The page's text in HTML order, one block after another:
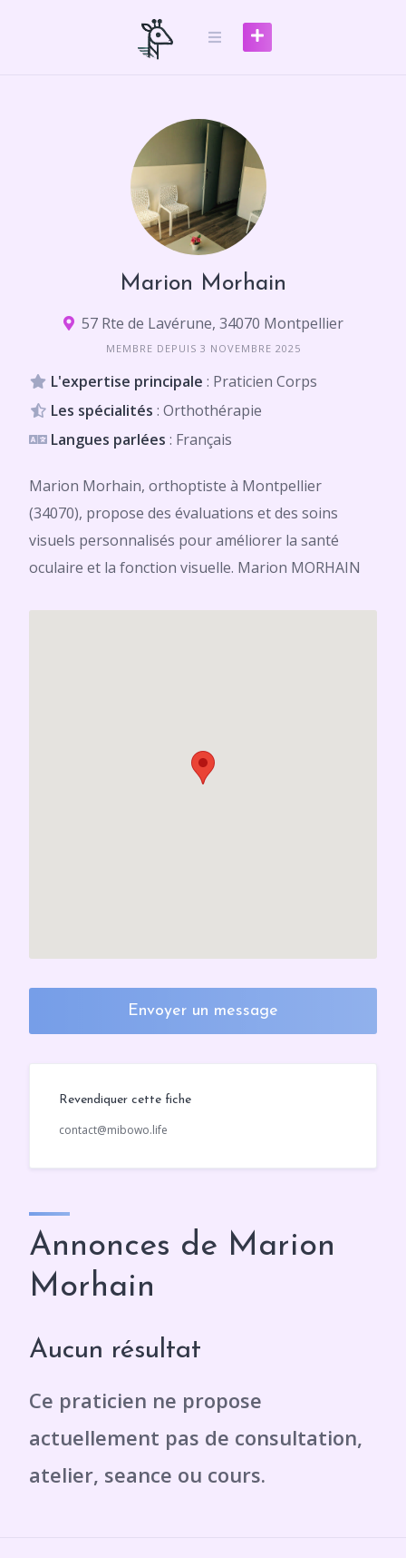
Marion Morhain
57 Rte de Lavérune, 34070 Montpellier
MEMBRE DEPUIS 3 NOVEMBRE 2025
L'expertise principale : Praticien Corps
Les spécialités : Orthothérapie
Langues parlées : Français
Marion Morhain, orthoptiste à Montpellier
(34070), propose des évaluations et des soins
visuels personnalisés pour améliorer la santé
oculaire et la fonction visuelle. Marion MORHAIN
Envoyer un message
Revendiquer cette fiche
contact@mibowo.life
Annonces de Marion
Morhain
Aucun résultat